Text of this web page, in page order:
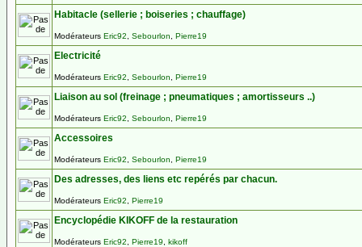
Habitacle (sellerie ; boiseries ; chauffage)
Modérateurs Eric92 Sebourlon Pierre19
Electricité
Modérateurs Eric92 Sebourlon Pierre19
Liaison au sol (freinage ; pneumatiques ; amortisseurs ..)
Modérateurs Eric92 Sebourlon Pierre19
Accessoires
Modérateurs Eric92 Sebourlon Pierre19
Des adresses, des liens etc repérés par chacun.
Modérateurs Eric92 Pierre19
Encyclopédie KIKOFF de la restauration
Modérateurs Eric92 Pierre19 kikoff